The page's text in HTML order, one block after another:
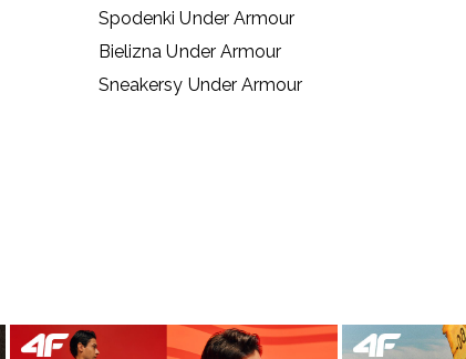
Spodenki Under Armour
Bielizna Under Armour
Sneakersy Under Armour